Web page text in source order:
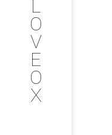
L
O
V
E
O
X